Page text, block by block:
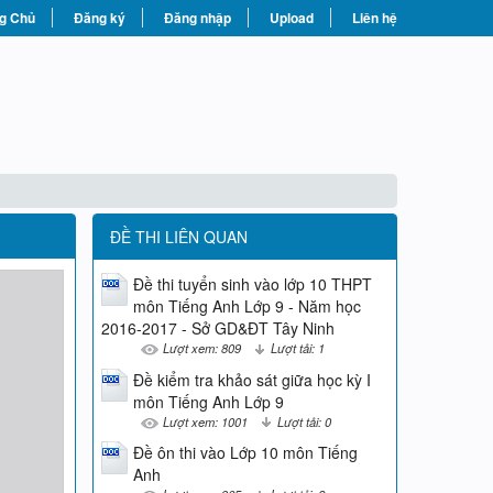
Chủ Đăng ký Đăng nhập Upload Liên hệ
ĐỀ THI LIÊN QUAN
Đề thi tuyển sinh vào lớp 10 THPT
môn Tiếng Anh Lớp 9 - Năm học
2016-2017 - Sở GD&ĐT Tây Ninh
Lượt xem: 809 Lượt tải: 1
Đề kiểm tra khảo sát giữa học kỳ I
môn Tiếng Anh Lớp 9
Lượt xem: 1001 Lượt tải: 0
Đề ôn thi vào Lớp 10 môn Tiếng
Anh